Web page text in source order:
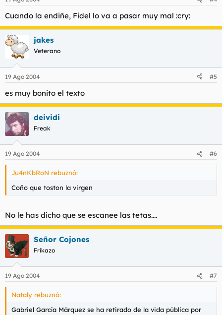
Cuando la endiñe, Fidel lo va a pasar muy mal :cry:
jakes
Veterano
19 Ago 2004 #5
es muy bonito el texto
deividi
Freak
19 Ago 2004 #6
Ju4nKbRoN rebuznó:
Coño que toston la virgen
No le has dicho que se escanee las tetas....
Señor Cojones
Frikazo
19 Ago 2004 #7
Nataly rebuznó:
Gabriel García Márquez se ha retirado de la vida pública por